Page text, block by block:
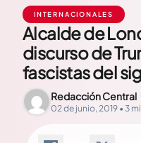
INTERNACIONALES
Alcalde de
discurso de
fascistas del
Redacción Central
02 de junio, 2019 • 3